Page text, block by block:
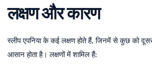
लक्षण और कारण
स्लीप एपनिया के कई लक्षण होते हैं, जिनमें से कुछ को
आसान होता है। लक्षणों में शामिल हैं: